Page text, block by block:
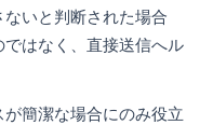
ないと判断された場合
はなく、直接送信へル
が簡潔な場合にのみ役立